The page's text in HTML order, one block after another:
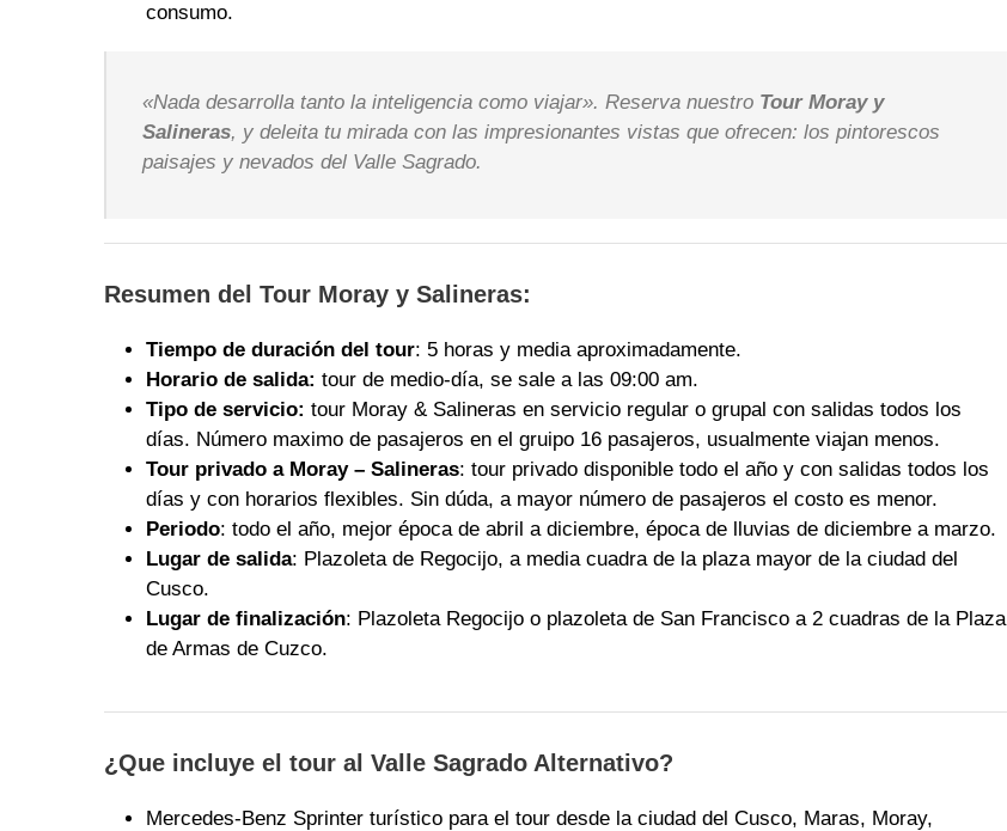
consumo.
«Nada desarrolla tanto la inteligencia como viajar». Reserva nuestro Tour Moray y
Salineras, y deleita tu mirada con las impresionantes vistas que ofrecen: los pintorescos
paisajes y nevados del Valle Sagrado.
Resumen del Tour Moray y Salineras:
Tiempo de duración del tour: 5 horas y media aproximadamente.
Horario de salida: tour de medio-día, se sale a las 09:00 am.
Tipo de servicio: tour Moray & Salineras en servicio regular o grupal con salidas todos los
días. Número maximo de pasajeros en el gruipo 16 pasajeros, usualmente viajan menos.
Tour privado a Moray – Salineras: tour privado disponible todo el año y con salidas todos los
días y con horarios flexibles. Sin dúda, a mayor número de pasajeros el costo es menor.
Periodo: todo el año, mejor época de abril a diciembre, época de lluvias de diciembre a marzo.
Lugar de salida: Plazoleta de Regocijo, a media cuadra de la plaza mayor de la ciudad del
Cusco.
Lugar de finalización: Plazoleta Regocijo o plazoleta de San Francisco a 2 cuadras de la Plaza
de Armas de Cuzco.
¿Que incluye el tour al Valle Sagrado Alternativo?
Mercedes-Benz Sprinter turístico para el tour desde la ciudad del Cusco, Maras, Moray,